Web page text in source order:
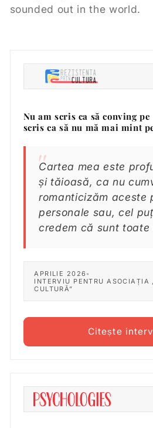
sounded out in the world.
Nu am scris ca să conving
scris ca să nu mă mai mint
Cartea mea este
și tăioasă, ca nu
romanticizăm aceste
personale sau, cel
credem că sunt toate
APRILIE 2026•
INTERVIU PENTRU ASOCIAȚIA
CULTURĂ”
Citește